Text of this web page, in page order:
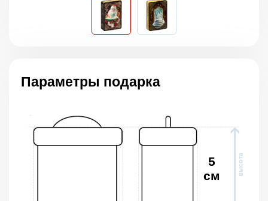
Параметры подарка
5
см